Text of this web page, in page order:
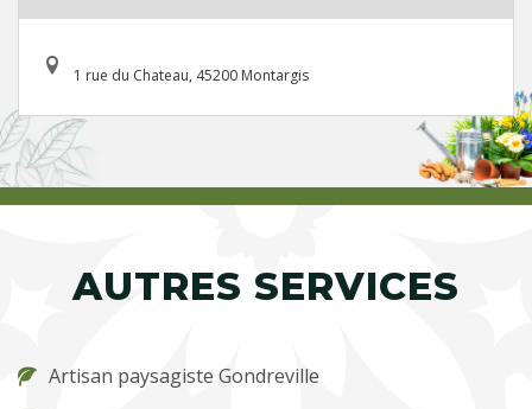
1 rue du Chateau, 45200 Montargis
AUTRES SERVICES
Artisan paysagiste Gondreville